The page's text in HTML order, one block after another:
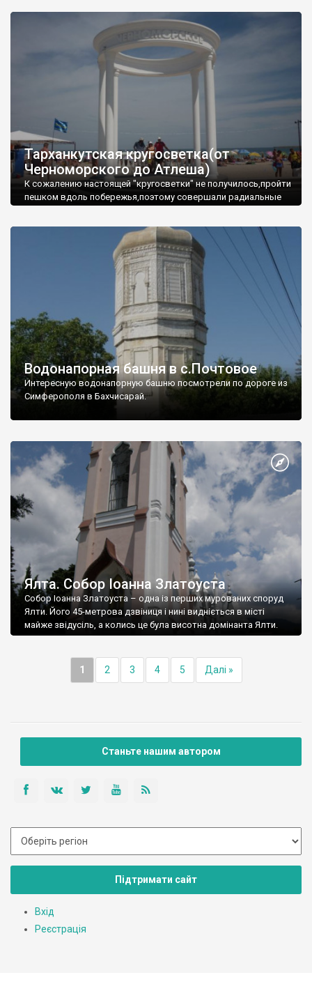
Тарханкутская кругосветка(от
Черноморского до Атлеша)
К сожалению настоящей "кругосветки" не получилось,пройти
пешком вдоль побережья,поэтому совершали радиальные
Водонапорная башня в с.Почтовое
Интересную водонапорную башню посмотрели по дороге из
Симферополя в Бахчисарай.
Ялта. Собор Іоанна Златоуста
Собор Іоанна Златоуста – одна із перших мурованих споруд
Ялти. Його 45-метрова дзвіниця і нині видніється в місті
майже звідусіль, а колись це була висотна домінанта Ялти.
1 2 3 4 5 Далі »
Станьте нашим автором
Підтримати сайт
Вхід
Реєстрація